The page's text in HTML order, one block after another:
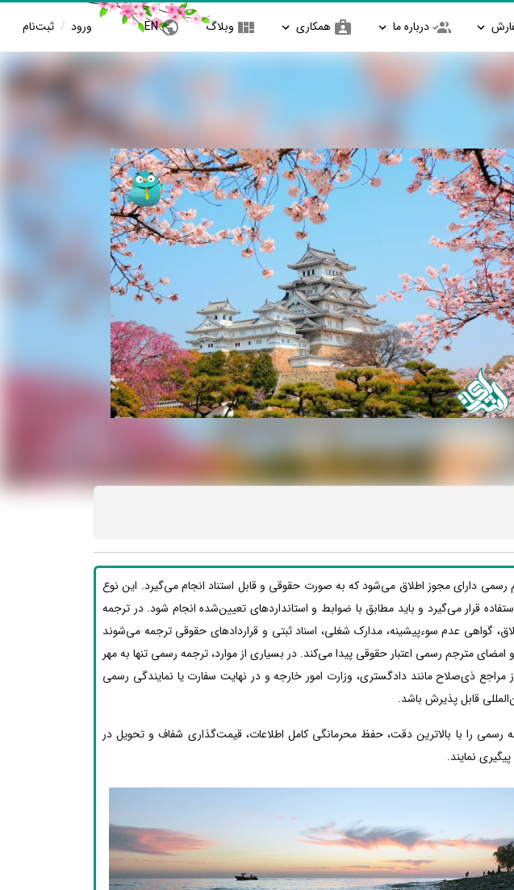
درباره ما همکاری وبلاگ EN ورود / ثبت‌نام
رسمی دارای مجوز اطلاق می‌شود که به صورت حقوقی و قابل استناد انجام می‌گیرد. این نوع
قرار می‌گیرد و باید مطابق با ضوابط و استانداردهای تعیین‌شده انجام شود. در ترجمه
گواهی عدم سوءپیشینه، مدارک شغلی، اسناد ثبتی و قراردادهای حقوقی ترجمه می‌شوند
مترجم رسمی اعتبار حقوقی پیدا می‌کند. در بسیاری از موارد، ترجمه رسمی تنها به مهر
ذی‌صلاح مانند دادگستری، وزارت امور خارجه و در نهایت سفارت یا نمایندگی رسمی
قابل پذیرش باشد.
را با بالاترین دقت، حفظ محرمانگی کامل اطلاعات، قیمت‌گذاری شفاف و تحویل در
نمایند.